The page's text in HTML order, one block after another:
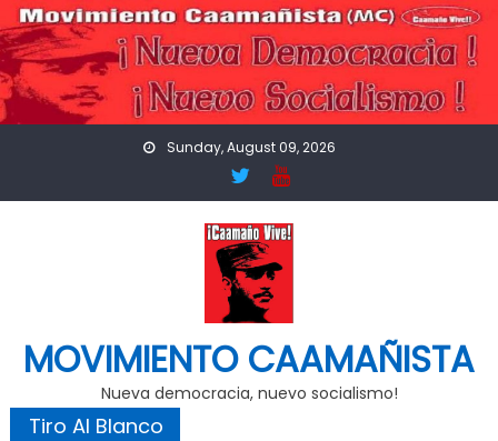
Skip
to
content
Sunday, August 09, 2026
MOVIMIENTO CAAMAÑISTA
Nueva democracia, nuevo socialismo!
Tiro Al Blanco